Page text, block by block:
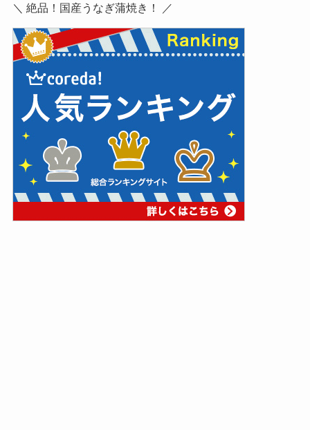
＼ 絶品！国産うなぎ蒲焼き！ ／